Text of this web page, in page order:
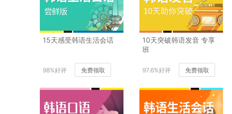
15天感受韩语生活会话
98%好评 免费领取
10天突破韩语发音 专享
班
97.6%好评 免费领取